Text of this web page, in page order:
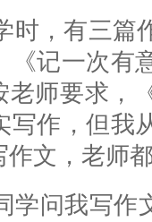
时，有三篇
《记一次有
老师要求，
写作，但我
作文，老师
学问我写作